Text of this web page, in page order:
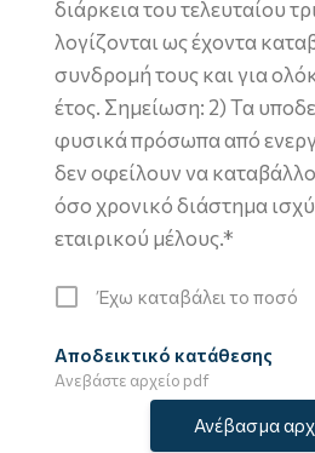
διάρκεια του τελευταίου
λογίζονται ως έχοντα
συνδρομή τους και για
έτος. Σημείωση: 2) Τα
φυσικά πρόσωπα από
δεν οφείλουν να
όσο χρονικό διάστημα
εταιρικού μέλους.*
Έχω καταβάλει το ποσό
Αποδεικτικό κατάθεσης
Ανεβάστε αρχείο pdf
Ανέβασμα